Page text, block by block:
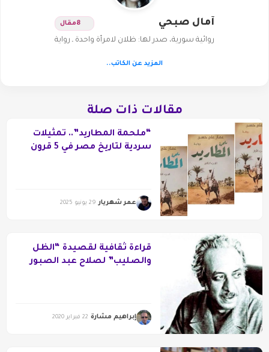
آمال صبحي 8مقال
روائية سورية، صدر لها: ظلان لامرأة واحدة ـ رواية
المزيد عن الكاتب..
مقالات ذات صلة
“ملحمة المطاريد”.. تمثيلات
سردية لتاريخ مصر في 5 قرون
عمر شهريار 29 يونيو 2025
قراءة ثقافية لقصيدة “الظل
والصليب” لصلاح عبد الصبور
إبراهيم مشارة 22 فبراير 2020